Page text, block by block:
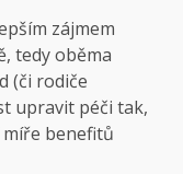
zájmem
tedy oběma
(či rodiče
upravit péči tak,
benefitů